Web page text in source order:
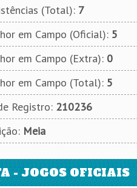
(Total): 7
em Campo (Oficial): 5
em Campo (Extra): 0
em Campo (Total): 5
Registro: 210236
Meia
- JOGOS OFICIAIS